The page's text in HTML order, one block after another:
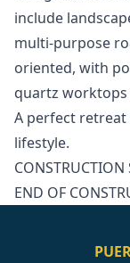
include
multi-purpose
‌oriented, with
‌quartz
A ‌perfect
lifestyle.
CONSTRUCTION
END ‌OF